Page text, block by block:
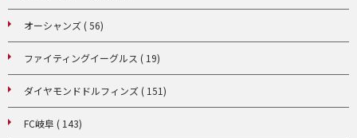
オーシャンズ ( 56)
ファイティングイーグルス ( 19)
ダイヤモンドドルフィンズ ( 151)
FC岐阜 ( 143)